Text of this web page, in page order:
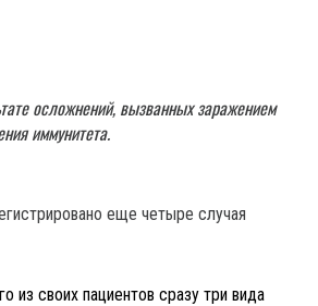
осложнений, вызванных заражением
иммунитета.
еще четыре случая
из своих пациентов сразу три вида